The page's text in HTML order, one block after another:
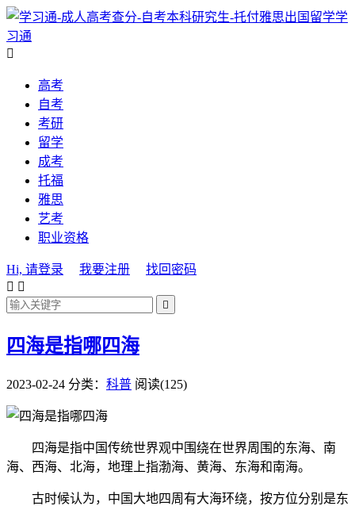
学
习通

高考
自考
考研
留学
成考
托福
雅思
艺考
职业资格
Hi, 请登录 我要注册
找回密码
 

四海是指哪四海
2023-02-24 分类： 科普 阅读(125)
四海是指中国传统世界观中围绕在世界周围的东海、南
海、西海、北海，地理上指渤海、黄海、东海和南海。
古时候认为，中国大地四周有大海环绕，按方位分别是东